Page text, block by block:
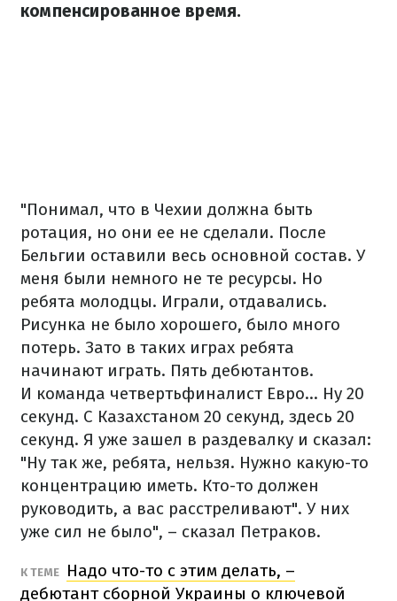
компенсированное время.
"Понимал, что в Чехии должна быть
ротация, но они ее не сделали. После
Бельгии оставили весь основной состав. У
меня были немного не те ресурсы. Но
ребята молодцы. Играли, отдавались.
Рисунка не было хорошего, было много
потерь. Зато в таких играх ребята
начинают играть. Пять дебютантов.
И команда четвертьфиналист Евро... Ну 20
секунд. С Казахстаном 20 секунд, здесь 20
секунд. Я уже зашел в раздевалку и сказал:
"Ну так же, ребята, нельзя. Нужно какую-то
концентрацию иметь. Кто-то должен
руководить, а вас расстреливают". У них
уже сил не было", – сказал Петраков.
К ТЕМЕ
Надо что-то с этим делать, –
дебютант сборной Украины о ключевой